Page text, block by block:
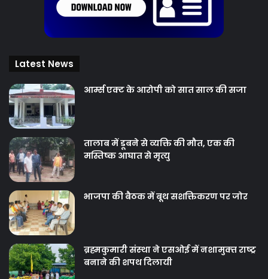
Latest News
आर्म्स एक्ट के आरोपी को सात साल की सजा
तालाब में डूबने से व्यक्ति की मौत, एक की
मस्तिष्क आघात से मृत्यु
भाजपा की बैठक में बूथ सशक्तिकरण पर जोर
ब्रह्मकुमारी संस्‍था ने एसओई में नशामुक्‍त राष्‍ट्र
बनाने की शपथ दिलायी